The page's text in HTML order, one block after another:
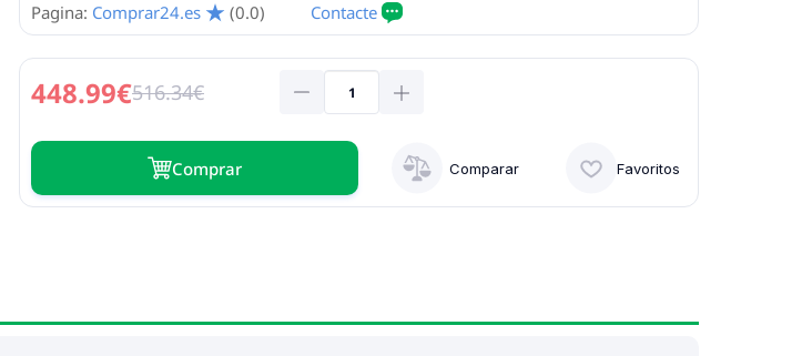
Pagina: Comprar24.es (0.0)
448.99€516.34€
Сomprar Favoritos
Comparar